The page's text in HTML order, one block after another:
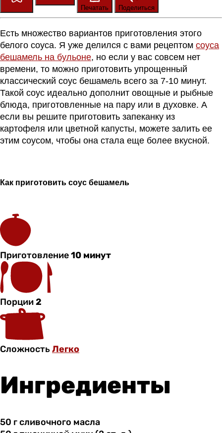
Печатать
Поделиться
Есть множество вариантов приготовления этого
белого соуса. Я уже делился с вами рецептом соуса
бешамель на бульоне, но если у вас совсем нет
времени, то можно приготовить упрощенный
классический соус бешамель всего за 7-10 минут.
Такой соус идеально дополнит овощные и рыбные
блюда, приготовленные на пару или в духовке. А
если вы решите приготовить запеканку из
картофеля или цветной капусты, можете залить ее
этим соусом, чтобы она стала еще более вкусной.
Как приготовить соус бешамель
Приготовление10 минут
Порции2
Сложность Легко
Ингредиенты
50 гсливочного масла